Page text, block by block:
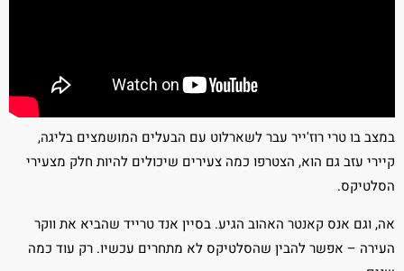
במצב בו טרי רוז'ייר עבר לשארלוט עם הבעלים המושמצים בליגה,
קיירי עזב גם הוא, הצטרפו כמה צעירים שיכולים להיות חלק מצעירי
הסלטיקס.
אה, וגם אנס קאנטר האהוב הגיע. בסיין אנד טרייד שהביא את ווקר
העירה – אפשר להבין שהסלטיקס לא מתחרים עכשיו. רק עוד כמה